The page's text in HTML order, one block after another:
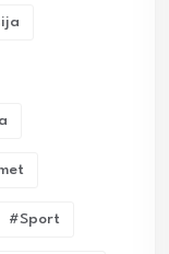
#sport